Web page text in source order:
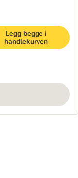
Legg begge i
handlekurven